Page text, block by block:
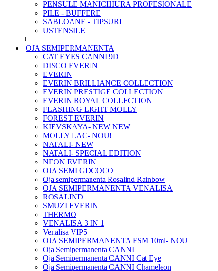
PENSULE MANICHIURA PROFESIONALE
PILE - BUFFERE
SABLOANE - TIPSURI
USTENSILE
+
OJA SEMIPERMANENTA
CAT EYES CANNI 9D
DISCO EVERIN
EVERIN
EVERIN BRILLIANCE COLLECTION
EVERIN PRESTIGE COLLECTION
EVERIN ROYAL COLLECTION
FLASHING LIGHT MOLLY
FOREST EVERIN
KIEVSKAYA- NEW NEW
MOLLY LAC- NOU!
NATALI- NEW
NATALI- SPECIAL EDITION
NEON EVERIN
OJA SEMI GDCOCO
Oja semipermanenta Rosalind Rainbow
OJA SEMIPERMANENTA VENALISA
ROSALIND
SMUZI EVERIN
THERMO
VENALISA 3 IN 1
Venalisa VIP5
OJA SEMIPERMANENTA FSM 10ml- NOU
Oja Semipermanenta CANNI
Oja Semipermanenta CANNI Cat Eye
Oja Semipermanenta CANNI Chameleon